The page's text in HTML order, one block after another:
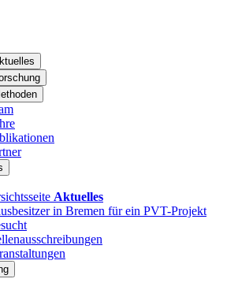
Aktuelles
in Bremen für ein PVT-Projekt